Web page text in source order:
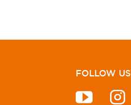
FOLLOW US